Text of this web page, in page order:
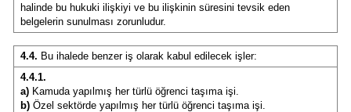
halinde bu hukuki ilişkiyi ve bu ilişkinin süresini tevsik eden
belgelerin sunulması zorunludur.
4.4. Bu ihalede benzer iş olarak kabul edilecek işler:
4.4.1.
a) Kamuda yapılmış her türlü öğrenci taşıma işi.
b) Özel sektörde yapılmış her türlü öğrenci taşıma işi.